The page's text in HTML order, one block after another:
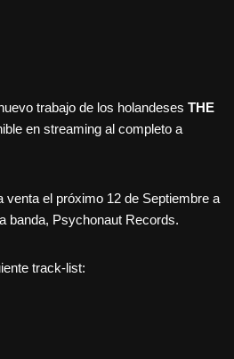
trabajo de los holandeses THE
en streaming al completo a
venta el próximo 12 de Septiembre a
banda, Psychonaut Records.
track-list: